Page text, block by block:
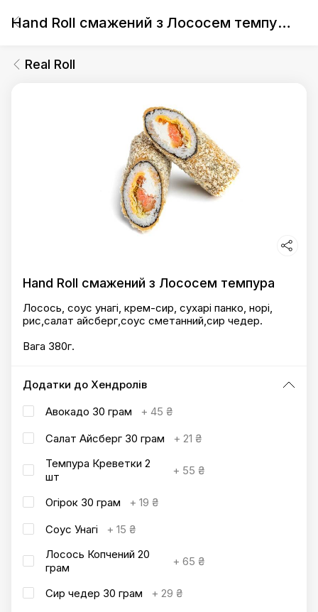
Hand Roll смажений з Лососем темпура
Real Roll
Hand Roll смажений з Лососем темпура
Лосось, соус унагі, крем-сир, сухарі панко, норі,
рис,салат айсберг,соус сметанний,сир чедер.
Вага 380г.
Додатки до Хендролів
Авокадо 30 грам
+ 45 ₴
Салат Айсберг 30 грам
+ 21 ₴
Темпура Креветки 2
шт
+ 55 ₴
Огірок 30 грам + 19 ₴
Соус Унагі
+ 15 ₴
Лосось Копчений 20
грам
+ 65 ₴
Сир чедер 30 грам + 29 ₴